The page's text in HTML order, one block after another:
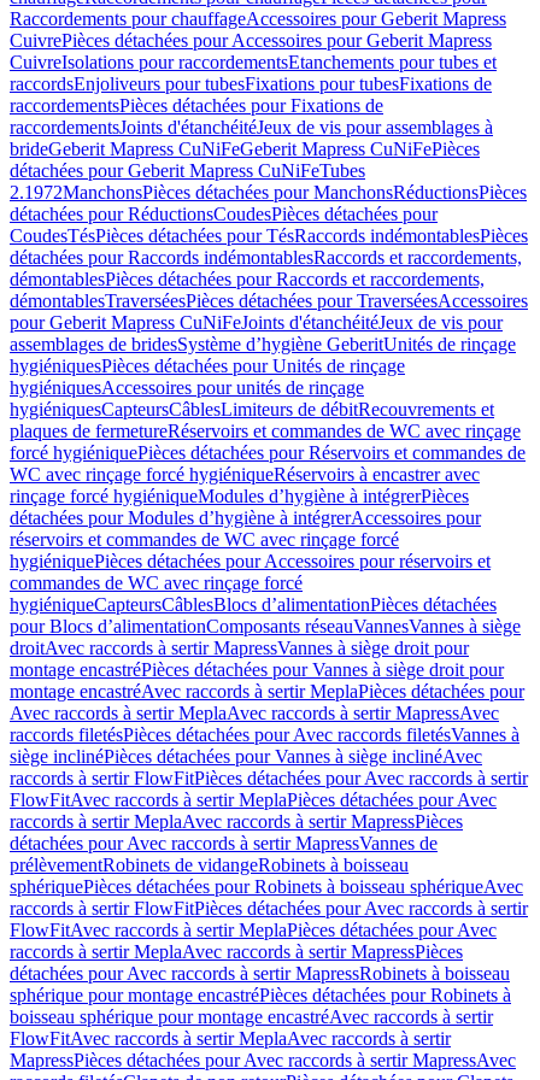
Raccordements pour chauffageAccessoires pour Geberit Mapress
CuivrePièces détachées pour Accessoires pour Geberit Mapress
CuivreIsolations pour raccordementsEtanchements pour tubes et
raccordsEnjoliveurs pour tubesFixations pour tubesFixations de
raccordementsPièces détachées pour Fixations de
raccordementsJoints d'étanchéitéJeux de vis pour assemblages à
brideGeberit Mapress CuNiFeGeberit Mapress CuNiFePièces
détachées pour Geberit Mapress CuNiFeTubes
2.1972ManchonsPièces détachées pour ManchonsRéductionsPièces
détachées pour RéductionsCoudesPièces détachées pour
CoudesTésPièces détachées pour TésRaccords indémontablesPièces
détachées pour Raccords indémontablesRaccords et raccordements,
démontablesPièces détachées pour Raccords et raccordements,
démontablesTraverséesPièces détachées pour TraverséesAccessoires
pour Geberit Mapress CuNiFeJoints d'étanchéitéJeux de vis pour
assemblages de bridesSystème d’hygiène GeberitUnités de rinçage
hygiéniquesPièces détachées pour Unités de rinçage
hygiéniquesAccessoires pour unités de rinçage
hygiéniquesCapteursCâblesLimiteurs de débitRecouvrements et
plaques de fermetureRéservoirs et commandes de WC avec rinçage
forcé hygiéniquePièces détachées pour Réservoirs et commandes de
WC avec rinçage forcé hygiéniqueRéservoirs à encastrer avec
rinçage forcé hygiéniqueModules d’hygiène à intégrerPièces
détachées pour Modules d’hygiène à intégrerAccessoires pour
réservoirs et commandes de WC avec rinçage forcé
hygiéniquePièces détachées pour Accessoires pour réservoirs et
commandes de WC avec rinçage forcé
hygiéniqueCapteursCâblesBlocs d’alimentationPièces détachées
pour Blocs d’alimentationComposants réseauVannesVannes à siège
droitAvec raccords à sertir MapressVannes à siège droit pour
montage encastréPièces détachées pour Vannes à siège droit pour
montage encastréAvec raccords à sertir MeplaPièces détachées pour
Avec raccords à sertir MeplaAvec raccords à sertir MapressAvec
raccords filetésPièces détachées pour Avec raccords filetésVannes à
siège inclinéPièces détachées pour Vannes à siège inclinéAvec
raccords à sertir FlowFitPièces détachées pour Avec raccords à sertir
FlowFitAvec raccords à sertir MeplaPièces détachées pour Avec
raccords à sertir MeplaAvec raccords à sertir MapressPièces
détachées pour Avec raccords à sertir MapressVannes de
prélèvementRobinets de vidangeRobinets à boisseau
sphériquePièces détachées pour Robinets à boisseau sphériqueAvec
raccords à sertir FlowFitPièces détachées pour Avec raccords à sertir
FlowFitAvec raccords à sertir MeplaPièces détachées pour Avec
raccords à sertir MeplaAvec raccords à sertir MapressPièces
détachées pour Avec raccords à sertir MapressRobinets à boisseau
sphérique pour montage encastréPièces détachées pour Robinets à
boisseau sphérique pour montage encastréAvec raccords à sertir
FlowFitAvec raccords à sertir MeplaAvec raccords à sertir
MapressPièces détachées pour Avec raccords à sertir MapressAvec